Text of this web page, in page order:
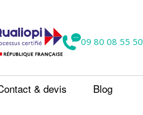
09 80 08 55 50
& devis Blog